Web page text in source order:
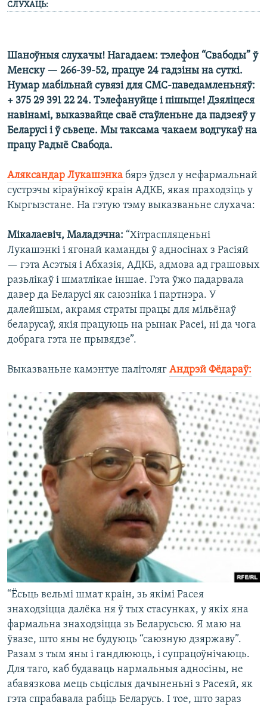
СЛУХАЦЬ:
Шаноўныя слухачы! Нагадаем: тэлефон “Свабоды” ў
Менску — 266-39-52, працуе 24 гадзіны на суткі.
Нумар мабільнай сувязі для СМС-паведамленьняў:
+ 375 29 391 22 24. Тэлефануйце і пішыце! Дзяліцеся
навінамі, выказвайце сваё стаўленьне да падзеяў у
Беларусі і ў сьвеце. Мы таксама чакаем водгукаў на
працу Радыё Свабода.
Аляксандар Лукашэнка бярэ ўдзел у нефармальнай
сустрэчы кіраўнікоў краін АДКБ, якая праходзіць у
Кыргызстане. На гэтую тэму выказваньне слухача:
Мікалаевіч, Маладэчна: “Хітраспляценьні
Лукашэнкі і ягонай каманды ў адносінах з Расіяй
— гэта Асэтыя і Абхазія, АДКБ, адмова ад грашовых
разьлікаў і шматлікае іншае. Гэта ўжо падарвала
давер да Беларусі як саюзніка і партнэра. У
далейшым, акрамя страты працы для мільёнаў
беларусаў, якія працуюць на рынак Расеі, ні да чога
добрага гэта не прывядзе”.
Выказваньне камэнтуе палітоляг Андрэй Фёдараў:
“Ёсьць вельмі шмат краін, зь якімі Расея
знаходзіцца далёка ня ў тых стасунках, у якіх яна
фармальна знаходзіцца зь Беларусьсю. Я маю на
ўвазе, што яны не будуюць “саюзную дзяржаву”.
Разам з тым яны і гандлююць, і супрацоўнічаюць.
Для таго, каб будаваць нармальныя адносіны, не
абавязкова мець сьціслыя дачыненьні з Расеяй, як
гэта спрабавала рабіць Беларусь. І тое, што зараз